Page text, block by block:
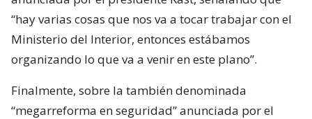
“hay varias cosas que nos va a tocar trabajar con el
Ministerio del Interior, entonces estábamos
organizando lo que va a venir en este plano”.
Finalmente, sobre la también denominada
“megarreforma en seguridad” anunciada por el